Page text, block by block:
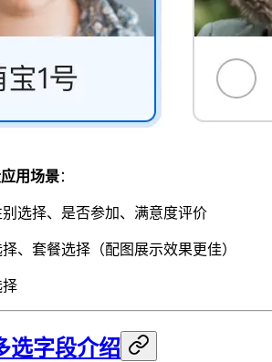
用场景：
选择、是否参加、满意度评价
、套餐选择（配图展示效果更佳）
选字段介绍